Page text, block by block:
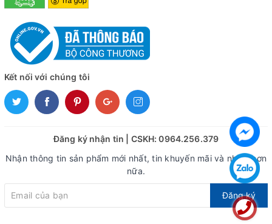
Kết nối với chúng tôi
Đăng ký nhận tin | CSKH: 0964.256.379
Nhận thông tin sản phẩm mới nhất, tin khuyến mãi và nhiều hơn
nữa.
Đăng ký